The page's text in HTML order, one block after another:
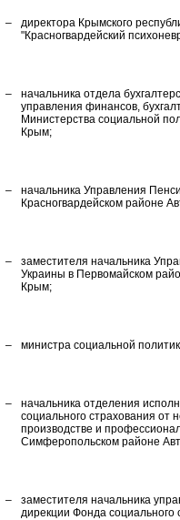
–
директора Крымского
"Красногвардейский
–
начальника отдела
управления финансов,
Министерства социальной
Крым;
–
начальника Управления
Красногвардейском районе
–
заместителя начальника
Украины в Первомайском
Крым;
– министра социальной
–
начальника отделения
социального страхования от
производстве и
Симферопольском районе
–
заместителя начальника
дирекции Фонда социального